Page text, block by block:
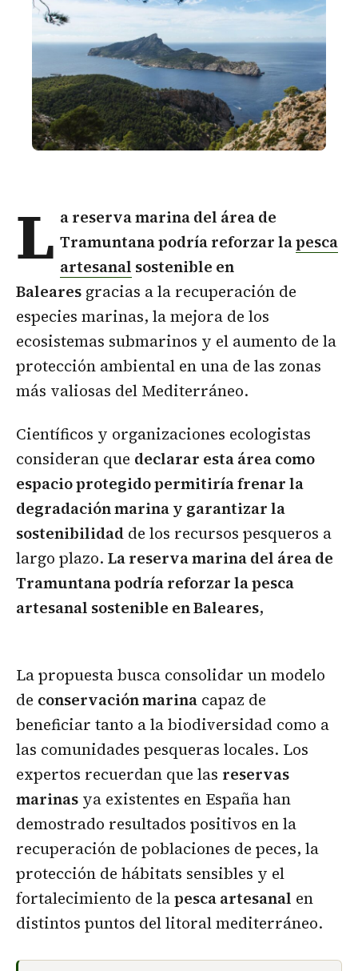
L a reserva marina del área de
Tramuntana podría reforzar lapesca
artesanal sostenible en
Baleares gracias a la recuperación de
especies marinas, la mejora de los
ecosistemas submarinos y el aumento de la
protección ambiental en una de las zonas
más valiosas del Mediterráneo.
Científicos y organizaciones ecologistas
consideran que declarar esta área como
espacio protegido permitiría frenar la
degradación marina y garantizar la
sostenibilidad de los recursos pesqueros a
largo plazo. La reserva marina del área de
Tramuntana podría reforzar la pesca
artesanal sostenible en Baleares,
La propuesta busca consolidar un modelo
de conservación marina capaz de
beneficiar tanto a la biodiversidad como a
las comunidades pesqueras locales. Los
expertos recuerdan que las reservas
marinas ya existentes en España han
demostrado resultados positivos en la
recuperación de poblaciones de peces, la
protección de hábitats sensibles y el
fortalecimiento de lapesca artesanal en
distintos puntos del litoral mediterráneo.